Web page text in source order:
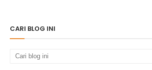
CARI BLOG INI